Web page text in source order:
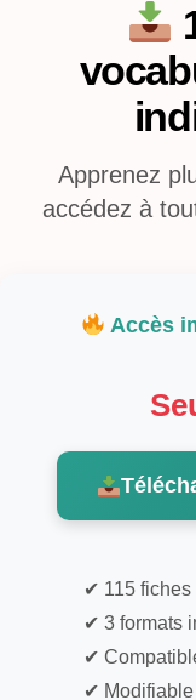
Apprenez
accédez à
Accès
✔ 115 fiches
✔ 3 formats
✔
✔